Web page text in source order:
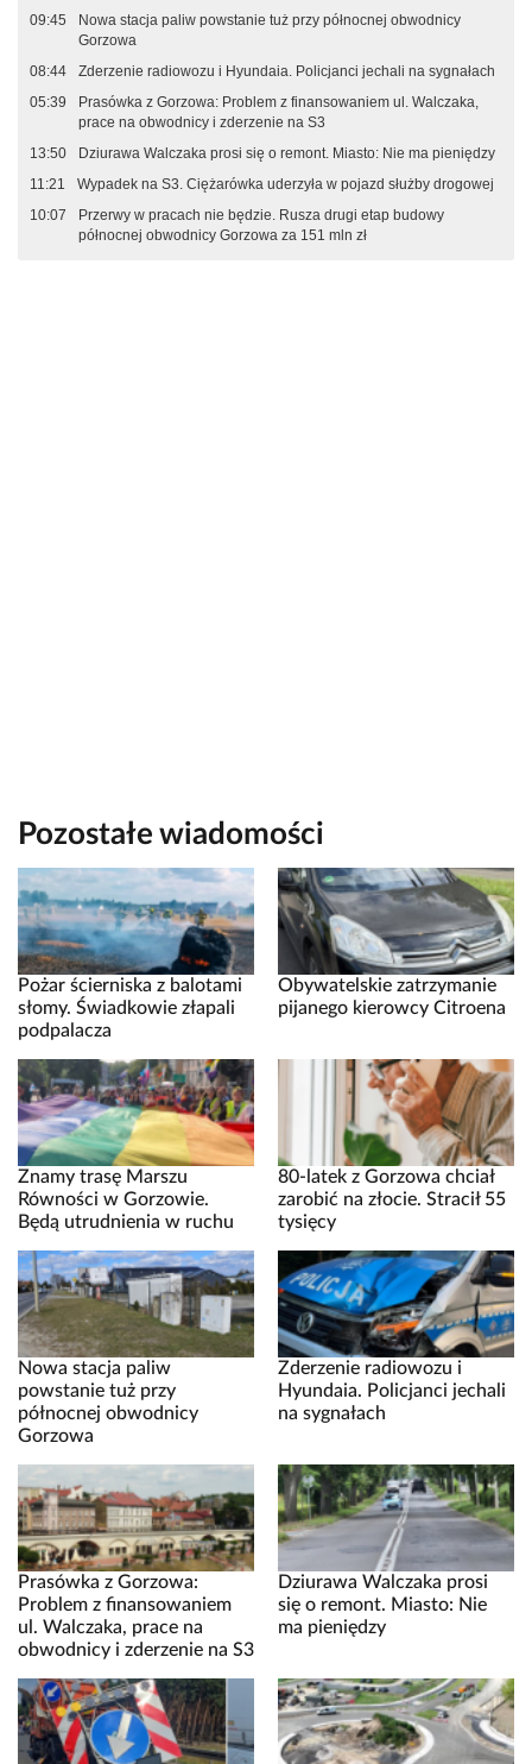
09:45
Nowa stacja paliw powstanie tuż przy północnej obwodnicy
Gorzowa
08:44
Zderzenie radiowozu i Hyundaia. Policjanci jechali na sygnałach
05:39
Prasówka z Gorzowa: Problem z finansowaniem ul. Walczaka,
prace na obwodnicy i zderzenie na S3
13:50
Dziurawa Walczaka prosi się o remont. Miasto: Nie ma pieniędzy
11:21
Wypadek na S3. Ciężarówka uderzyła w pojazd służby drogowej
10:07
Przerwy w pracach nie będzie. Rusza drugi etap budowy
północnej obwodnicy Gorzowa za 151 mln zł
Pozostałe wiadomości
Pożar ścierniska z balotami
słomy. Świadkowie złapali
podpalacza
Obywatelskie zatrzymanie
pijanego kierowcy Citroena
Znamy trasę Marszu
Równości w Gorzowie.
Będą utrudnienia w ruchu
80-latek z Gorzowa chciał
zarobić na złocie. Stracił 55
tysięcy
Nowa stacja paliw
powstanie tuż przy
północnej obwodnicy
Gorzowa
Zderzenie radiowozu i
Hyundaia. Policjanci jechali
na sygnałach
Prasówka z Gorzowa:
Problem z finansowaniem
ul. Walczaka, prace na
obwodnicy i zderzenie na S3
Dziurawa Walczaka prosi
się o remont. Miasto: Nie
ma pieniędzy